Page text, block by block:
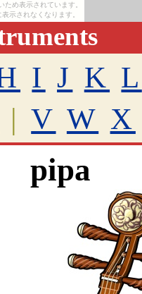
ため表示されています。
示されなくなります。
I J K L
| V W X
pipa